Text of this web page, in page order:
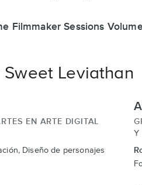
Filmmaker Sessions
Leviathan
EN ARTE DIGITAL
Diseño de personajes
Y